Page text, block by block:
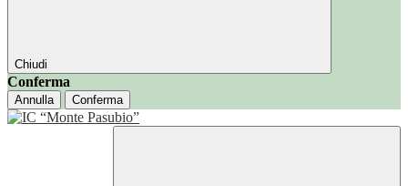
Chiudi
Conferma
Annulla Conferma